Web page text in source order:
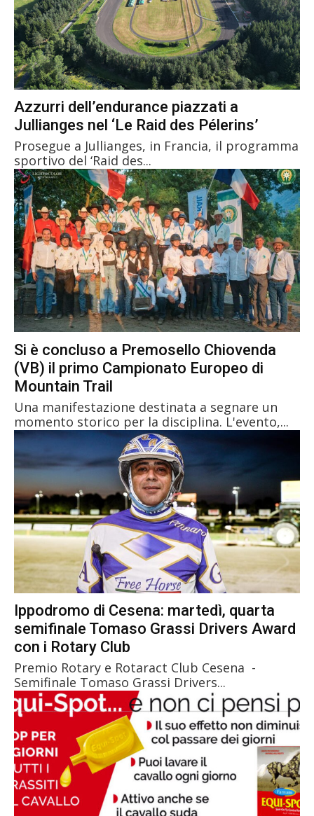
Azzurri dell’endurance piazzati a
Jullianges nel ‘Le Raid des Pélerins’
Prosegue a Jullianges, in Francia, il programma
sportivo del ‘Raid des...
Si è concluso a Premosello Chiovenda
(VB) il primo Campionato Europeo di
Mountain Trail
Una manifestazione destinata a segnare un
momento storico per la disciplina. L'evento,...
Ippodromo di Cesena: martedì, quarta
semifinale Tomaso Grassi Drivers Award
con i Rotary Club
Premio Rotary e Rotaract Club Cesena -
Semifinale Tomaso Grassi Drivers...